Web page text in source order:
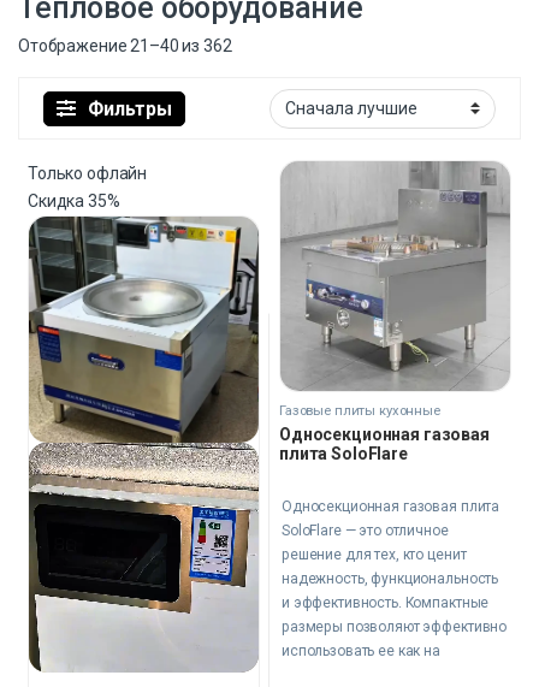
Тепловое оборудование
Отображение 21–40 из 362
Фильтры
Только офлайн
Скидка35%
Газовые плиты кухонные
Односекционная газовая
плита SoloFlare
Односекционная газовая плита
SoloFlare — это отличное
решение для тех, кто ценит
надежность, функциональность
и эффективность. Компактные
размеры позволяют эффективно
использовать ее как на